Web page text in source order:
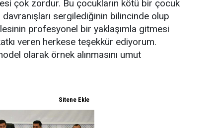
çok zordur. Bu çocukların kötü bir çocuk
sergilediğinin bilincinde olup
profesyonel bir yaklaşımla gitmesi
veren herkese teşekkür ediyorum.
olarak örnek alınmasını umut